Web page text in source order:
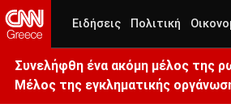
Ειδήσεις Πολιτική
Συνελήφθη ένα ακόμη μέλος της
Μέλος της εγκληματικής